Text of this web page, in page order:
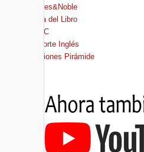
Barnes&Noble
Casa del Libro
FNAC
El Corte Inglés
Ediciones Pirámide